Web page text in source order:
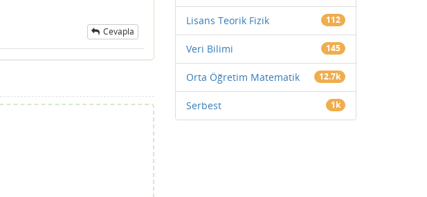
Cevapla
Lisans Teorik Fizik 112
Veri Bilimi 145
Orta Öğretim Matematik 12.7k
Serbest 1k